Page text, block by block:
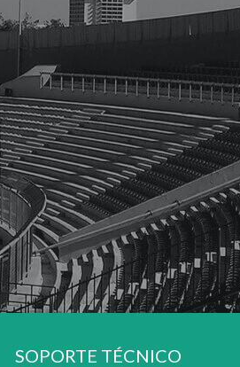
SOPORTE TÉCNICO